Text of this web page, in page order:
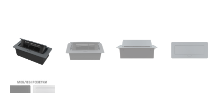
офісу
чи
конференц-
(VL-
SHS013-